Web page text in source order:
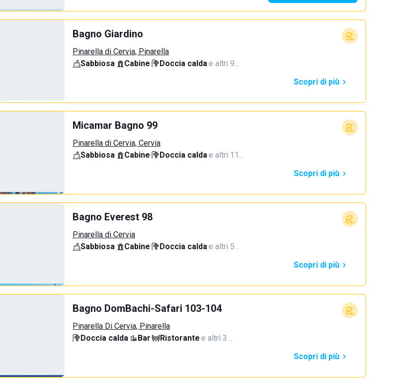
Bagno Giardino
Pinarella di Cervia, Pinarella
Sabbiosa· Cabine· Doccia calda·e altri 9…
Scopri di più
Micamar Bagno 99
Pinarella di Cervia, Cervia
Sabbiosa· Cabine· Doccia calda·e altri 11…
Scopri di più
Bagno Everest 98
Pinarella di Cervia
Sabbiosa· Cabine· Doccia calda·e altri 5…
Scopri di più
Bagno DomBachi-Safari 103-104
Pinarella Di Cervia, Pinarella
Doccia calda· Bar· Ristorante·e altri 3…
Scopri di più